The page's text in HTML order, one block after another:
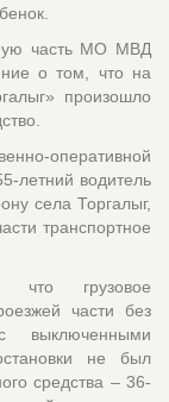
часть МО МВД
о том, что на
произошло
оперативной
летний водитель
села Торгалыг,
транспортное
что грузовое
части без
выключенными
не был
средства – 36-